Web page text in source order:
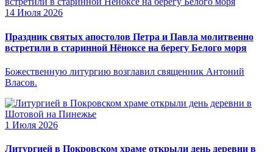
14 Июля 2026
Праздник святых апостолов Петра и Павла молитвенно
встретили в старинной Нёноксе на берегу Белого моря
Божественную литургию возглавил священник Антоний
Власов.
1 Июля 2026
Литургией в Покровском храме открыли день деревни в